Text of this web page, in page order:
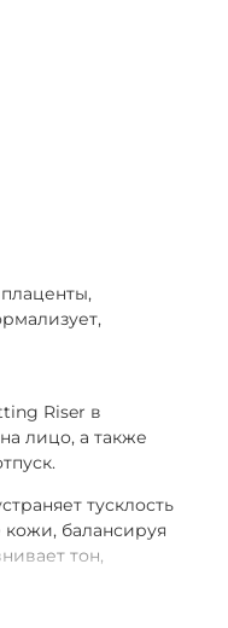
Riser в
лицо, а также
тусклость
балансируя
тон,